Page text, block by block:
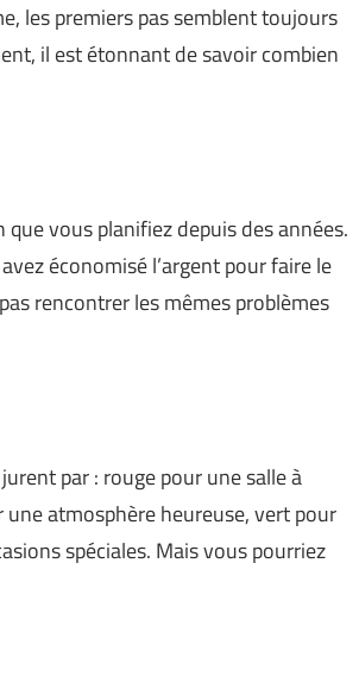
les premiers pas semblent toujours
il est étonnant de savoir combien
vous planifiez depuis des années.
économisé l’argent pour faire le
rencontrer les mêmes problèmes
par : rouge pour une salle à
atmosphère heureuse, vert pour
spéciales. Mais vous pourriez